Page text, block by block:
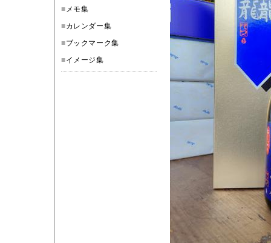
■ メモ集
■カレンダー集
■ブックマーク集
■イメージ集